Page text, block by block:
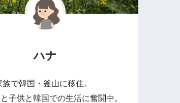
ハナ
で韓国・釜山に移住。
子供と韓国での生活に奮闘中。